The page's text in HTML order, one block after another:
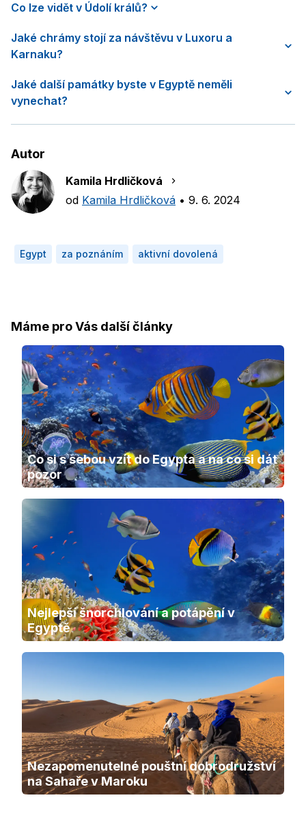
Co lze vidět v Údolí králů?
Jaké chrámy stojí za návštěvu v Luxoru a
Karnaku?
Jaké další památky byste v Egyptě neměli
vynechat?
Autor
Kamila Hrdličková
od Kamila Hrdličková • 9. 6. 2024
Egypt za poznáním aktivní dovolená
Máme pro Vás další články
Co si s sebou vzít do Egypta a na co si dát
pozor
Nejlepší šnorchlování a potápění v
Egyptě
Nezapomenutelné pouštní dobrodružství
na Sahaře v Maroku